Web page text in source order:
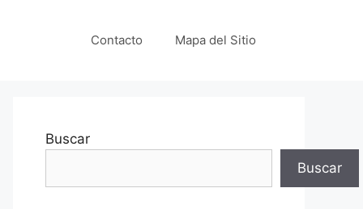
Contacto Mapa del Sitio
Buscar
Buscar